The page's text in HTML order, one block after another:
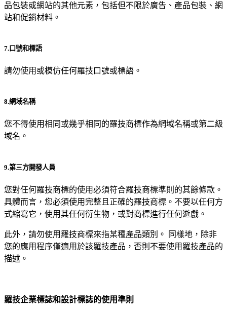
品包裝或網站的其他元素，包括但不限於廣告、產品包裝、網
站和促銷材料。
7.口號和標語
請勿使用或模仿任何羅技口號或標語。
8.網域名稱
您不得使用相同或幾乎相同的羅技商標作為網域名稱或第二級
域名。
9.第三方開發人員
您對任何羅技商標的使用必須符合羅技商標準則的其餘條款。
具體而言，您必須使用完整且正確的羅技商標。不要以任何方
式縮寫它，使用其任何衍生物，或對商標進行任何遊戲。
此外，請勿使用羅技商標來指某種產品類別。 同樣地，除非
您的應用程序僅適用於該羅技產品，否則不要使用羅技產品的
描述。
羅技企業標誌和設計標誌的使用準則